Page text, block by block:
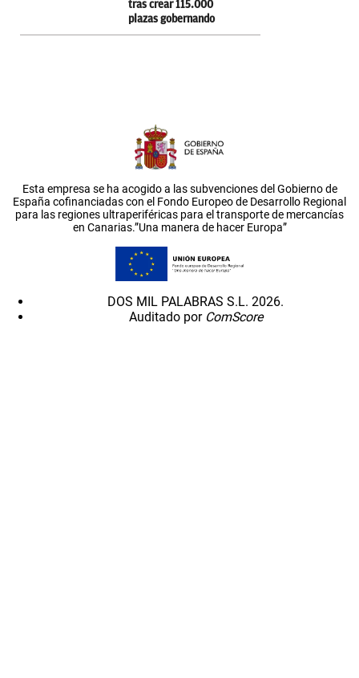
tras crear 115.000
plazas gobernando
Esta empresa se ha acogido a las subvenciones del Gobierno de
España cofinanciadas con el Fondo Europeo de Desarrollo Regional
para las regiones ultraperiféricas para el transporte de mercancías
en Canarias.”Una manera de hacer Europa”
DOS MIL PALABRAS S.L. 2026.
Auditado por ComScore